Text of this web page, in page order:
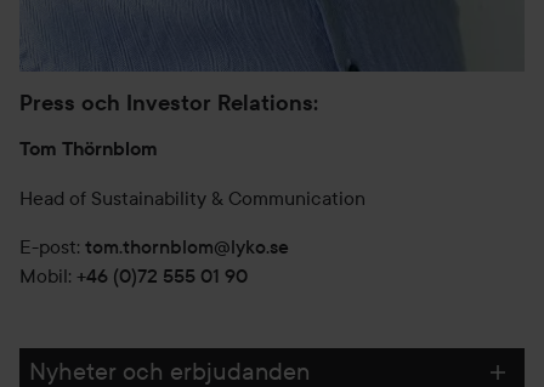
Press och Investor Relations:
Tom Thörnblom
Head of Sustainability & Communication
E-post: tom.thornblom@lyko.se
Mobil: +46 (0)72 555 01 90
Nyheter och erbjudanden